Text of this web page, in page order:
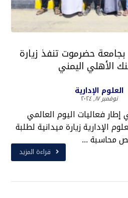
بجامعة حضرموت تنفذ زيارة
الأهلي اليمني
العلوم الإدارية
نوفمبر ١٧, ٢٠٢٤
فعاليات اليوم العالمي
الإدارية زيارة ميدانية لطلبة
محاسبة ...
قراءة المزيد